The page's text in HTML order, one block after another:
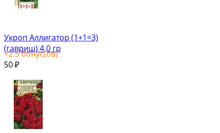
Укроп Аллигатор (1+1=3)
(гавриш) 4,0 гр
+2.5бонус(ов)
50 ₽